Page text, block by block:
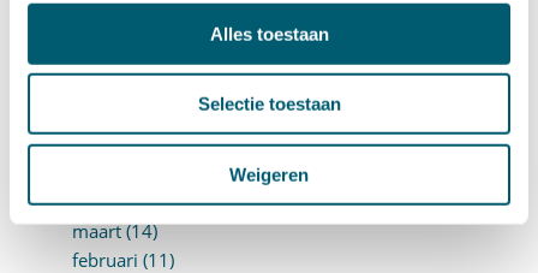
Alles toestaan
Selectie toestaan
Weigeren
november (9)
september (4)
juni (14)
april (11)
maart (14)
februari (11)